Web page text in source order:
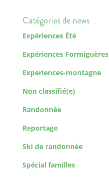
Catégories de news
Expériences Été
Expériences Formiguères
Experiences-montagne
Non classifié(e)
Randonnée
Reportage
Ski de randonnée
Spécial familles